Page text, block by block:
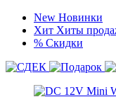
New Новинки
Хит Хиты
% Скидки